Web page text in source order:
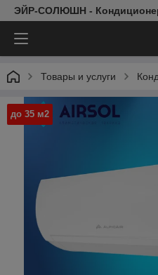
ЭЙР-СОЛЮШН -
Товары и услуги
до 35 м2